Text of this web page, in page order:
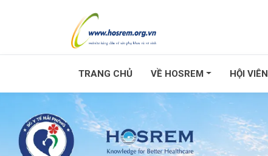
TRANG CHỦ VỀ HOSREM HỘI VIÊN